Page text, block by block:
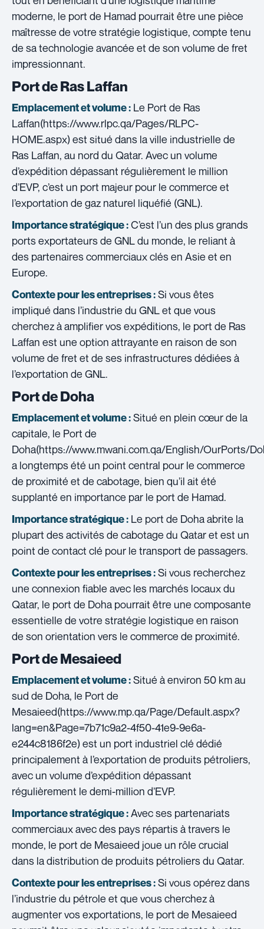
moderne, le port de Hamad pourrait être une pièce
maîtresse de votre stratégie logistique, compte tenu
de sa technologie avancée et de son volume de fret
impressionnant.
Port de Ras Laffan
Emplacement et volume : Le Port de Ras
Laffan(https://www.rlpc.qa/Pages/RLPC-
HOME.aspx) est situé dans la ville industrielle de
Ras Laffan, au nord du Qatar. Avec un volume
d’expédition dépassant régulièrement le million
d’EVP, c’est un port majeur pour le commerce et
l’exportation de gaz naturel liquéfié (GNL).
Importance stratégique :C’est l’un des plus grands
ports exportateurs de GNL du monde, le reliant à
des partenaires commerciaux clés en Asie et en
Europe.
Contexte pour les entreprises :Si vous êtes
impliqué dans l’industrie du GNL et que vous
cherchez à amplifier vos expéditions, le port de Ras
Laffan est une option attrayante en raison de son
volume de fret et de ses infrastructures dédiées à
l’exportation de GNL.
Port de Doha
Emplacement et volume :Situé en plein cœur de la
capitale, le Port de
Doha(https://www.mwani.com.qa/English/OurPorts/
a longtemps été un point central pour le commerce
de proximité et de cabotage, bien qu’il ait été
supplanté en importance par le port de Hamad.
Importance stratégique : Le port de Doha abrite la
plupart des activités de cabotage du Qatar et est un
point de contact clé pour le transport de passagers.
Contexte pour les entreprises :Si vous recherchez
une connexion fiable avec les marchés locaux du
Qatar, le port de Doha pourrait être une composante
essentielle de votre stratégie logistique en raison
de son orientation vers le commerce de proximité.
Port de Mesaieed
Emplacement et volume :Situé à environ 50 km au
sud de Doha, le Port de
Mesaieed(https://www.mp.qa/Page/Default.aspx?
lang=en&Page=7b71c9a2-4f50-41e9-9e6a-
e244c8186f2e) est un port industriel clé dédié
principalement à l’exportation de produits pétroliers,
avec un volume d’expédition dépassant
régulièrement le demi-million d’EVP.
Importance stratégique :Avec ses partenariats
commerciaux avec des pays répartis à travers le
monde, le port de Mesaieed joue un rôle crucial
dans la distribution de produits pétroliers du Qatar.
Contexte pour les entreprises :Si vous opérez dans
l’industrie du pétrole et que vous cherchez à
augmenter vos exportations, le port de Mesaieed